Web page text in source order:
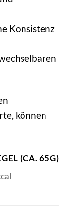
Konsistenz
können
(CA. 65G)